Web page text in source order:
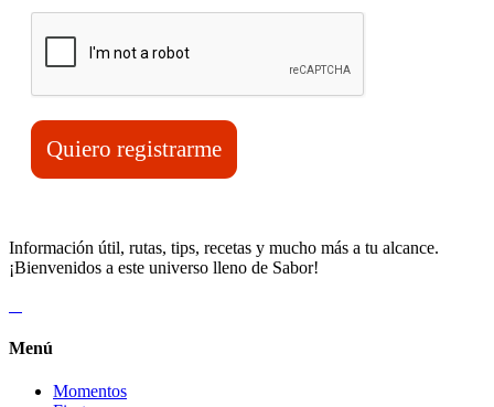
Quiero registrarme
Información útil, rutas, tips, recetas y mucho más a tu alcance.
¡Bienvenidos a este universo lleno de Sabor!
Menú
Momentos